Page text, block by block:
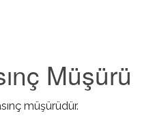
Contası hakkında
Müşürü
müşürüdür.